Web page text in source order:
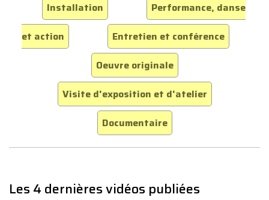
Installation
Performance, danse
et action
Entretien et conférence
Oeuvre originale
Visite d'exposition et d'atelier
Documentaire
Les 4 dernières vidéos publiées